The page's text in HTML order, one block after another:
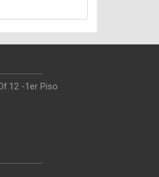
-1er Piso